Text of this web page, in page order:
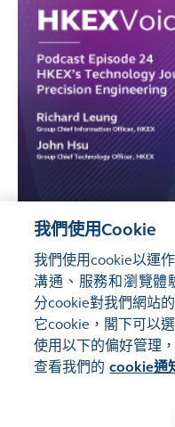
管理偏好
我們使用Cookie
我們使用cookie以運
溝通、服務和瀏覽體
分cookie對我們網站
它cookie，閣下可以
使用以下的偏好管理
查看我們的 cookie通